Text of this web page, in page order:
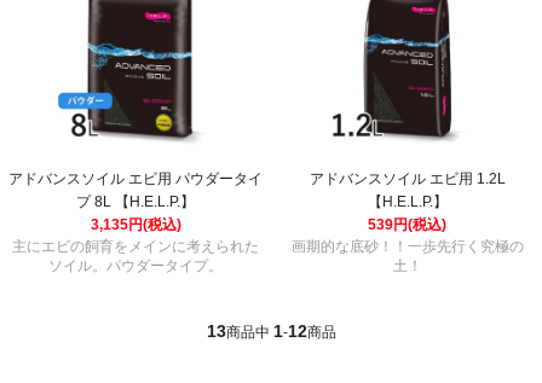
アドバンスソイル エビ用 パウダータイ
プ 8L 【H.E.L.P.】
3,135円(税込)
主にエビの飼育をメインに考えられた
ソイル。パウダータイプ。
アドバンスソイル エビ用 1.2L
【H.E.L.P.】
539円(税込)
画期的な底砂！！一歩先行く究極の
土！
13商品中 1-12商品